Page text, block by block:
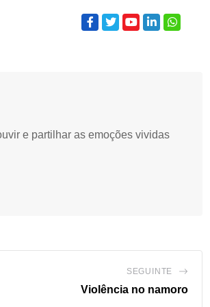
e partilhar as emoções vividas
SEGUINTE
Violência no namoro